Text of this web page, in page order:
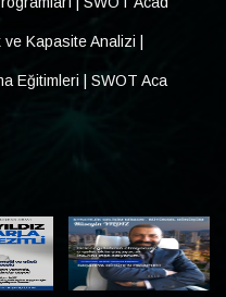
Kapasite Analizi |
Eğitimleri | SWOT Aca